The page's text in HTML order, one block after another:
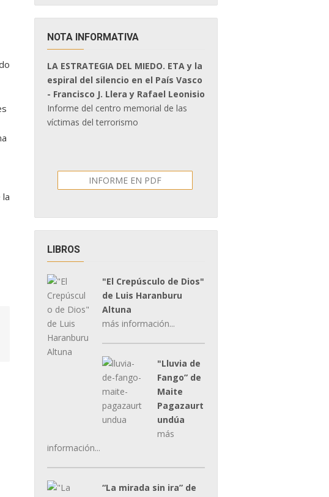
NOTA INFORMATIVA
LA ESTRATEGIA DEL MIEDO. ETA y la
espiral del silencio en el País Vasco
- Francisco J. Llera y Rafael Leonisio
Informe del centro memorial de las
víctimas del terrorismo
INFORME EN PDF
LIBROS
"El Crepúsculo de Dios"
de Luis Haranburu
Altuna
más información...
"Lluvia de
Fango” de
Maite
Pagazaurt
undúa
más
información...
“La mirada sin ira” de